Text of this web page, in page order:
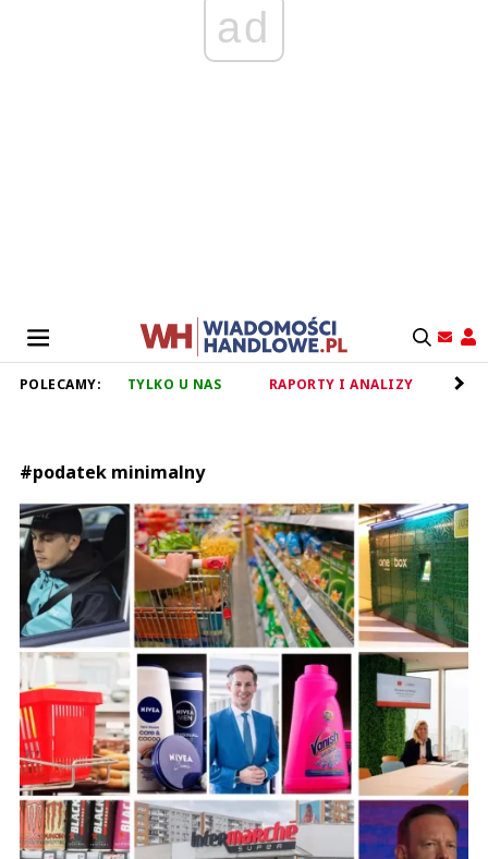
ad
POLECAMY: TYLKO U NAS RAPORTY I ANALIZY
#podatek minimalny